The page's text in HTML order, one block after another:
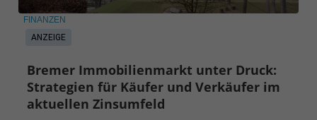
ANZEIGE
FINANZEN
Bremer Immobilienmarkt unter Druck:
Strategien für Käufer und Verkäufer im
aktuellen Zinsumfeld